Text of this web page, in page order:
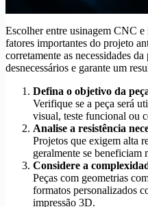
Escolher entre usinagem CNC
fatores importantes do projeto
corretamente as necessidades
desnecessários e garante um
Defina o objetivo da
Verifique se a peça será
visual, teste funcional ou
Analise a resistência
Projetos que exigem alta
geralmente se beneficiam
Considere a
Peças com geometrias
formatos personalizados
impressão 3D.